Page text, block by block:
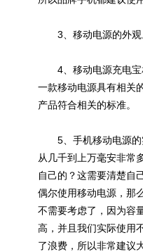
3、移动电源的外观
4、移动电源充电宝
一款移动电源具有相关
产品符合相关的标准。
5、手机移动电源的
从几千到上万毫安非常
自己的？这需要清楚自
偶尔使用移动电源，那
不需要考虑了，因为容
高，并且我们实际使用
了浪费，所以非常建议